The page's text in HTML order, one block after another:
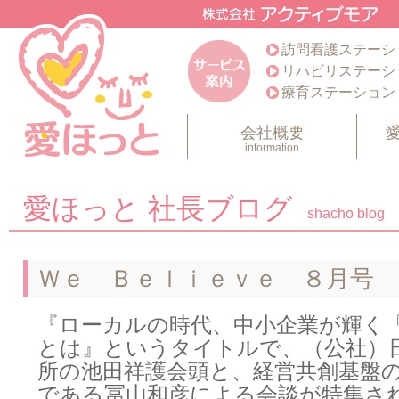
訪問看護ステー
リハビリステー
療育ステーション
会社概要
information
愛ほっと 社長ブログ shacho blog
Ｗｅ Ｂｅｌｉｅｖｅ ８月号
『ローカルの時代、中小企業が輝く
とは』というタイトルで、（公社）
所の池田祥護会頭と、経営共創基盤